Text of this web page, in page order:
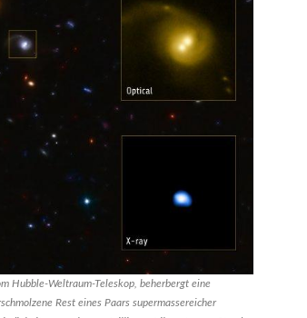
Hubble-Weltraum-Teleskop, beherbergt eine
Rest eines Paars supermassereicher